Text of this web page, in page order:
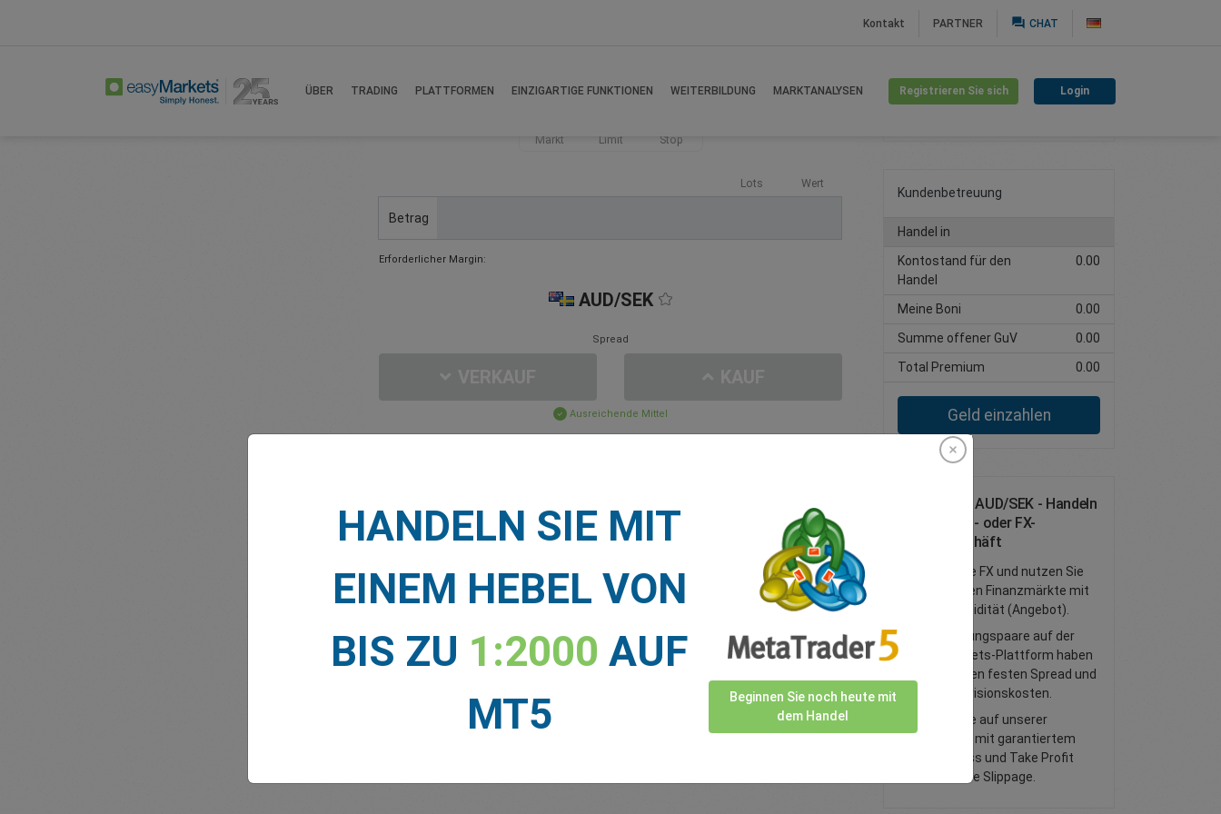
Kontakt PARTNER question_answer CHAT
ÜBER TRADING PLATTFORMEN EINZIGARTIGE FUNKTIONEN WEITERBILDUNG MARKTANALYSEN Registrieren Sie sich Login
Markt Limit Stop
Lots Wert
Betrag
Erforderlicher Margin:
AUD/SEK
Spread
Ausreichende Mittel
MARKTNACHRICHTEN
Mehr anzeigen >
Handelskonto erstellen
Kundenbetreuung
Handel in
Kontostand für den
Handel
0.00
Meine Boni
0.00
Summe offener GuV
0.00
Total Premium
0.00
Geld einzahlen
Handeln Sie AUD/SEK - Handeln
Sie als Spot- oder FX-
Termingeschäft
Traden Sie FX und nutzen Sie
die globalen Finanzmärkte mit
hoher Liquidität (Angebot).
Alle Währungspaare auf der
easyMarkets-Plattform haben
einen engen festen Spread und
keine Provisionskosten.
Traden Sie auf unserer
Plattform mit garantiertem
Stopp-Loss und Take Profit
sowie ohne Slippage.
HANDELN SIE MIT
EINEM HEBEL VON
BIS ZU 1:2000 AUF
MT5
Beginnen Sie noch heute mit
dem Handel